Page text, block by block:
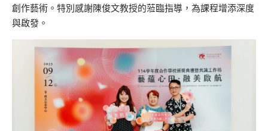
創作藝術。特別感謝陳俊文教授的蒞臨指導，為課程增添深度
與啟發。